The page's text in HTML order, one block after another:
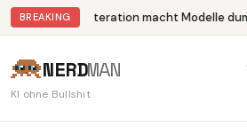
BREAKING Abliteration macht Modelle
NERDMAN
KI ohne Bullshit